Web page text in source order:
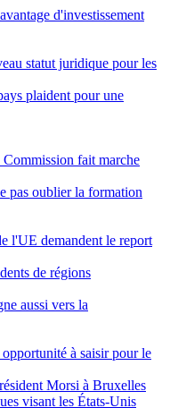
d'investissement
statut juridique pour les
plaident pour une
fait marche
pas oublier la formation
l'UE demandent le report
de régions
aussi vers la
à saisir pour le
Morsi à Bruxelles
visant les États-Unis